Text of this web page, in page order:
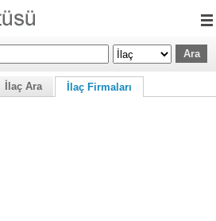
İlaç Ara İlaç Firmaları